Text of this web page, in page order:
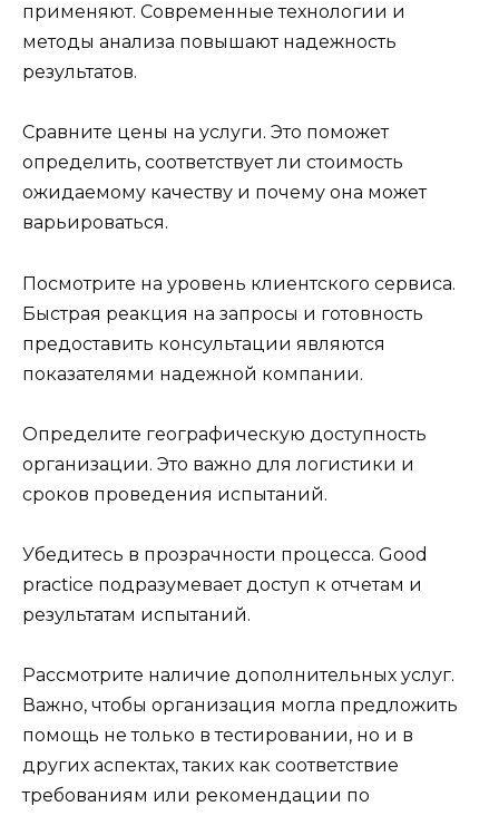
применяют. Современные технологии и
методы анализа повышают надежность
результатов.
Сравните цены на услуги. Это поможет
определить, соответствует ли стоимость
ожидаемому качеству и почему она может
варьироваться.
Посмотрите на уровень клиентского сервиса.
Быстрая реакция на запросы и готовность
предоставить консультации являются
показателями надежной компании.
Определите географическую доступность
организации. Это важно для логистики и
сроков проведения испытаний.
Убедитесь в прозрачности процесса. Good
practice подразумевает доступ к отчетам и
результатам испытаний.
Рассмотрите наличие дополнительных услуг.
Важно, чтобы организация могла предложить
помощь не только в тестировании, но и в
других аспектах, таких как соответствие
требованиям или рекомендации по